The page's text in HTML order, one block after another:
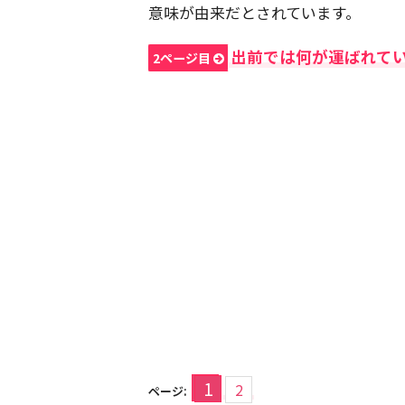
意味が由来だとされています。
2ページ目 出前では何が運ばれて
ページ: 1 2